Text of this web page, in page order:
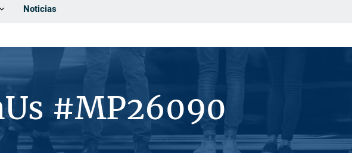
Noticias
#MP26090